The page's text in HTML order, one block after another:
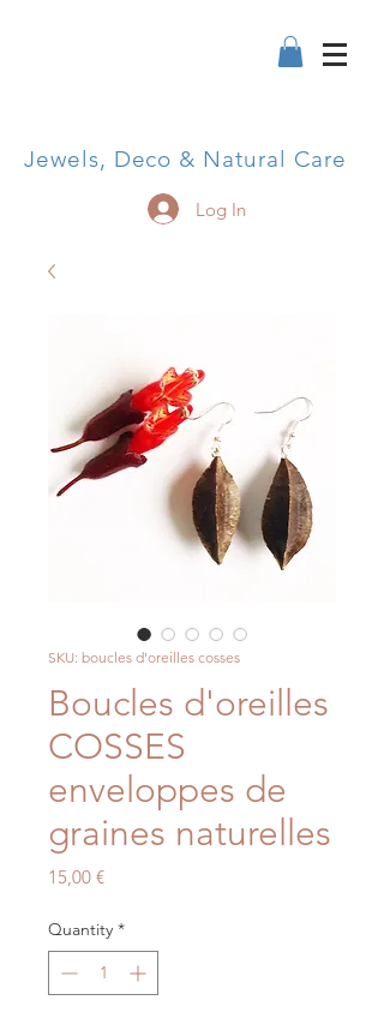
Jewels, Deco & Natural Care
Log In
SKU: boucles d'oreilles cosses
Boucles d'oreilles
COSSES
enveloppes de
graines naturelles
15,00 €Price
Quantity *